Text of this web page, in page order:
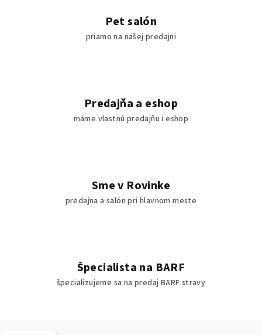
Pet salón
priamo na našej predajni
Predajňa a eshop
máme vlastnú predajňu i eshop
Sme v Rovinke
predajna a salón pri hlavnom meste
Špecialista na BARF
špecializujeme sa na predaj BARF stravy